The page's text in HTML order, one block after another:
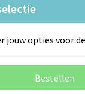
jouw opties voor
Bestellen